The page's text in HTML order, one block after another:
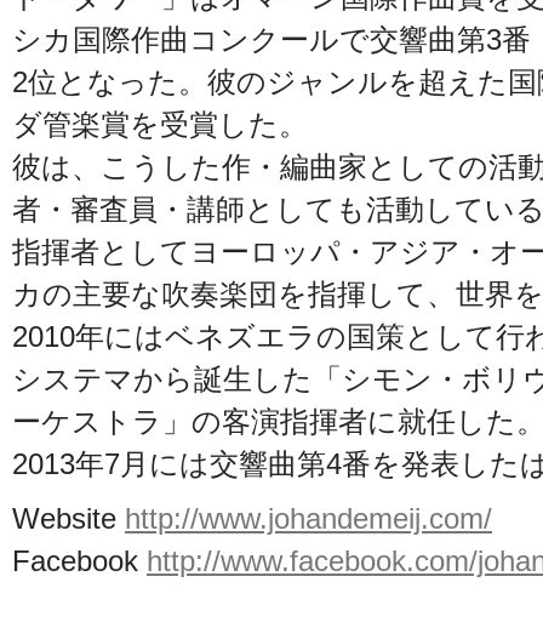
シカ国際作曲コンクールで交響曲第3
2位となった。彼のジャンルを超えた
ダ管楽賞を受賞した。
彼は、こうした作・編曲家としての活
者・審査員・講師としても活動してい
指揮者としてヨーロッパ・アジア・オ
カの主要な吹奏楽団を指揮して、世界
2010年にはベネズエラの国策として行
システマから誕生した「シモン・ボリ
ーケストラ」の客演指揮者に就任した
2013年7月には交響曲第4番を発表した
Website http://www.johandemeij.com/
Facebook http://www.facebook.com/